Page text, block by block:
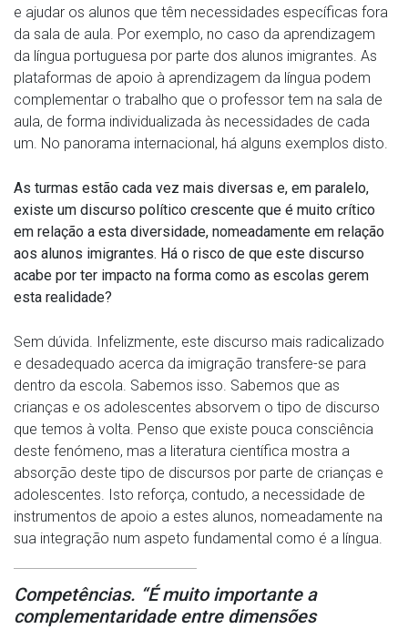
e ajudar os alunos que têm necessidades específicas fora
da sala de aula. Por exemplo, no caso da aprendizagem
da língua portuguesa por parte dos alunos imigrantes. As
plataformas de apoio à aprendizagem da língua podem
complementar o trabalho que o professor tem na sala de
aula, de forma individualizada às necessidades de cada
um. No panorama internacional, há alguns exemplos disto.
As turmas estão cada vez mais diversas e, em paralelo,
existe um discurso político crescente que é muito crítico
em relação a esta diversidade, nomeadamente em relação
aos alunos imigrantes. Há o risco de que este discurso
acabe por ter impacto na forma como as escolas gerem
esta realidade?
Sem dúvida. Infelizmente, este discurso mais radicalizado
e desadequado acerca da imigração transfere-se para
dentro da escola. Sabemos isso. Sabemos que as
crianças e os adolescentes absorvem o tipo de discurso
que temos à volta. Penso que existe pouca consciência
deste fenómeno, mas a literatura científica mostra a
absorção deste tipo de discursos por parte de crianças e
adolescentes. Isto reforça, contudo, a necessidade de
instrumentos de apoio a estes alunos, nomeadamente na
sua integração num aspeto fundamental como é a língua.
Competências. “É muito importante a
complementaridade entre dimensões